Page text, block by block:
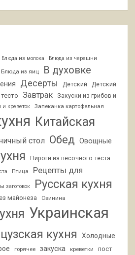
Блюда из молока Блюда из черешни
Блюда из яиц В духовке
Десерты Детский
Детский
Завтрак
Закуски из грибов и
креветок Запеканка картофельная
Китайская
стол Обед Овощные
Пироги из песочного теста
Птица
Рецепты для
заготовок Русская кухня
майонеза Свинина
Украинская
кухня
Холодные
горячее закуска креветки пост